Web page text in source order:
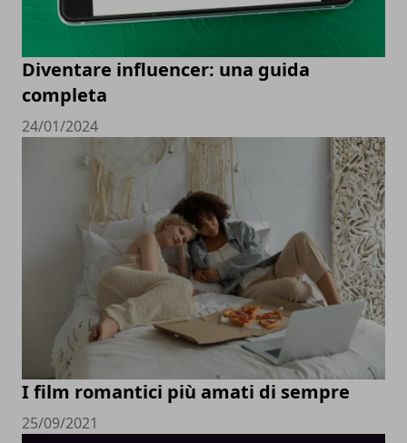
Diventare influencer: una guida
completa
24/01/2024
I film romantici più amati di sempre
25/09/2021